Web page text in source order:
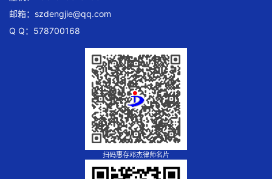
邮箱： szdengjie@qq.com
Q Q：578700168
扫码惠存邓杰律师名片